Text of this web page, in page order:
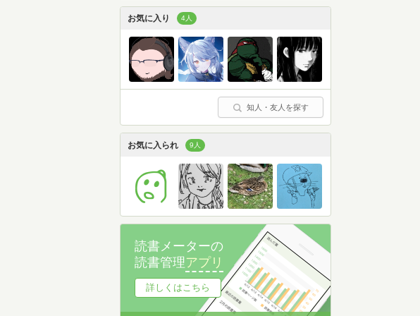
お気に入り 4人
知人・友人を探す
お気に入られ 9人
読書メーターの
読書管理アプリ
詳しくはこちら